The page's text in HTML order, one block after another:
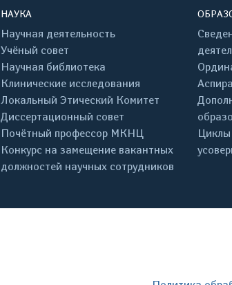
НАУКА
Научная деятельность
Учёный совет
Научная библиотека
Клинические исследования
Локальный Этический Комитет
Диссертационный совет
Почётный профессор МКНЦ
Конкурс на замещение вакантных
должностей научных сотрудников
Циклы